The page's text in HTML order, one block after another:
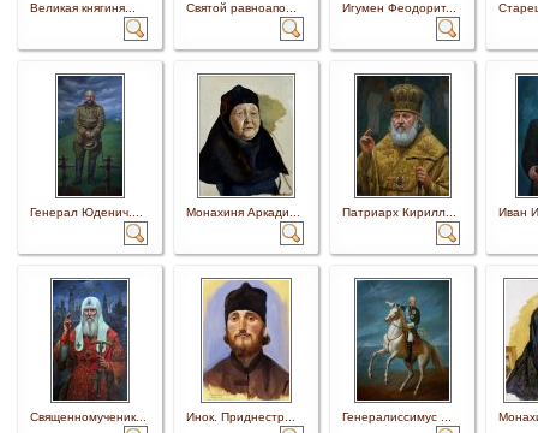
Великая княгиня... Святой равноапо... Игумен Феодорит...
Генерал Юденич.... Монахиня Аркади... Патриарх Кирилл... Иван
Священномученик... Инок. Приднестр... Генералиссимус ...